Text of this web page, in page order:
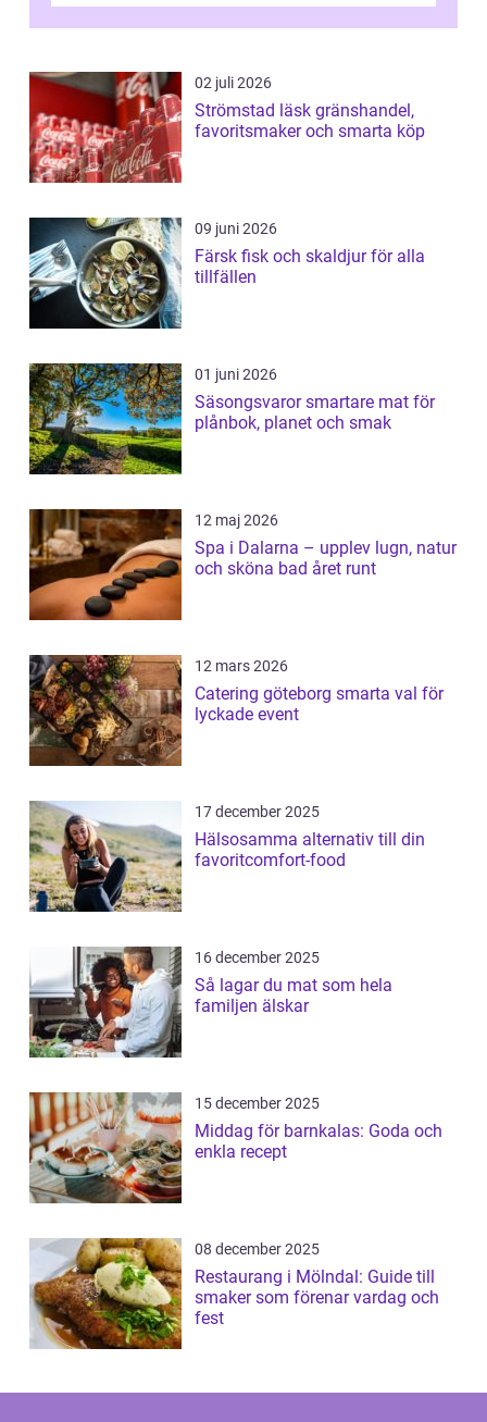
02 juli 2026
Strömstad läsk gränshandel,
favoritsmaker och smarta köp
09 juni 2026
Färsk fisk och skaldjur för alla
tillfällen
01 juni 2026
Säsongsvaror smartare mat för
plånbok, planet och smak
12 maj 2026
Spa i Dalarna – upplev lugn, natur
och sköna bad året runt
12 mars 2026
Catering göteborg smarta val för
lyckade event
17 december 2025
Hälsosamma alternativ till din
favoritcomfort-food
16 december 2025
Så lagar du mat som hela
familjen älskar
15 december 2025
Middag för barnkalas: Goda och
enkla recept
08 december 2025
Restaurang i Mölndal: Guide till
smaker som förenar vardag och
fest